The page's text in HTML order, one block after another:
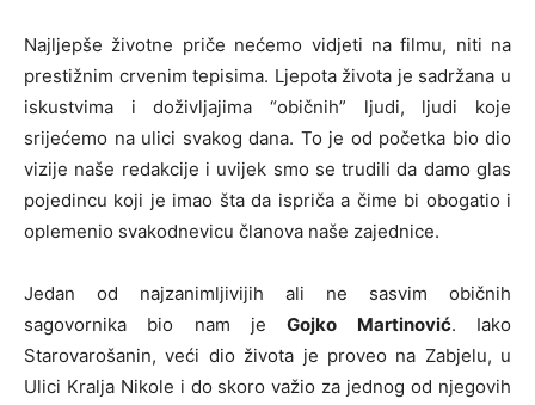
Najljepše životne priče nećemo vidjeti na filmu, niti na
prestižnim crvenim tepisima. Ljepota života je sadržana u
iskustvima i doživljajima “običnih” ljudi, ljudi koje
srijećemo na ulici svakog dana. To je od početka bio dio
vizije naše redakcije i uvijek smo se trudili da damo glas
pojedincu koji je imao šta da ispriča a čime bi obogatio i
oplemenio svakodnevicu članova naše zajednice.
Jedan od najzanimljivijih ali ne sasvim običnih
sagovornika bio nam jeGojko Martinović. Iako
Starovarošanin, veći dio života je proveo na Zabjelu, u
Ulici Kralja Nikole i do skoro važio za jednog od njegovih